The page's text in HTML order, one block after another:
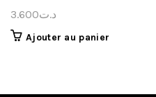
د.ت3.600
Ajouter au panier